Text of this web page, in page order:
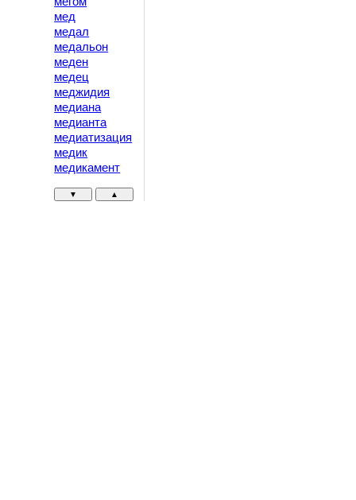
мед
медал
медальон
меден
медец
меджидия
медиана
медианта
медиатизация
медик
медикамент
▼ ▲